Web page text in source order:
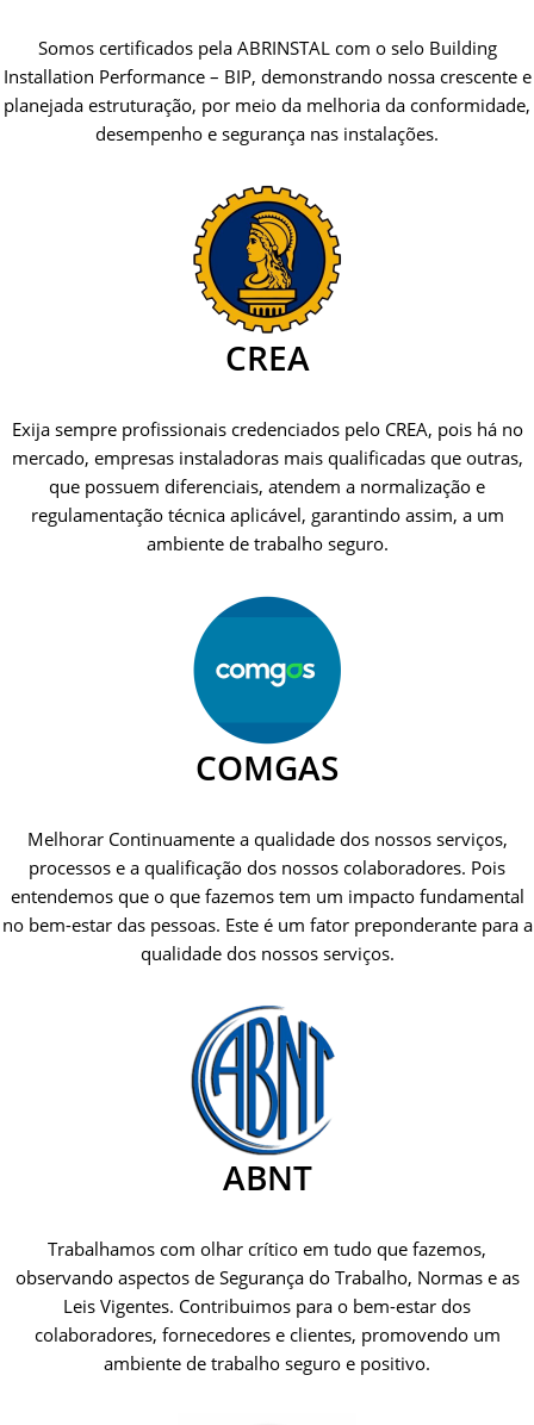
Somos certificados pela ABRINSTAL com o selo Building
Installation Performance – BIP, demonstrando nossa crescente e
planejada estruturação, por meio da melhoria da conformidade,
desempenho e segurança nas instalações.
CREA
Exija sempre profissionais credenciados pelo CREA, pois há no
mercado, empresas instaladoras mais qualificadas que outras,
que possuem diferenciais, atendem a normalização e
regulamentação técnica aplicável, garantindo assim, a um
ambiente de trabalho seguro.
COMGAS
Melhorar Continuamente a qualidade dos nossos serviços,
processos e a qualificação dos nossos colaboradores. Pois
entendemos que o que fazemos tem um impacto fundamental
no bem-estar das pessoas. Este é um fator preponderante para a
qualidade dos nossos serviços.
ABNT
Trabalhamos com olhar crítico em tudo que fazemos,
observando aspectos de Segurança do Trabalho, Normas e as
Leis Vigentes. Contribuimos para o bem-estar dos
colaboradores, fornecedores e clientes, promovendo um
ambiente de trabalho seguro e positivo.